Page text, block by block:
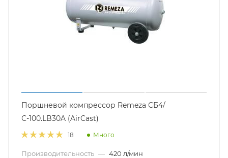
Поршневой компрессор Remeza СБ4/
С-100.LB30A (AirCast)
18 Много
Производительность — 420 л/мин